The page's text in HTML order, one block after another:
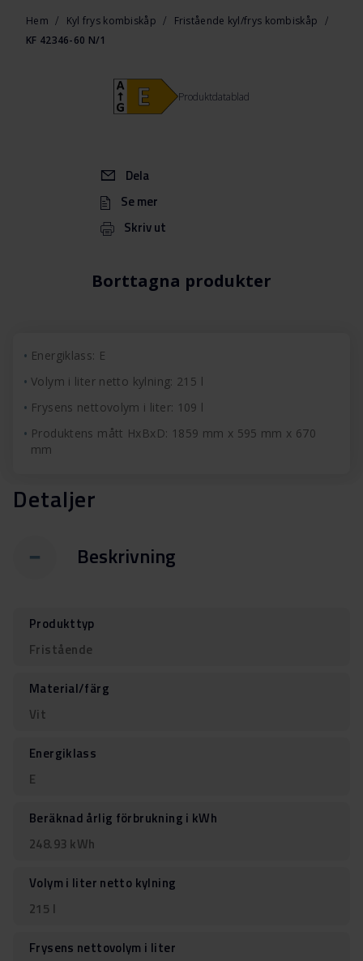
början
Hem Kyl frys kombiskåp
Fristående kyl/frys kombiskåp
KF 42346-60 N/1
Borttagna produkter
Dela
Se mer
Skriv ut
Produktdatablad
Energiklass: E
Volym i liter netto kylning: 215 l
Frysens nettovolym i liter: 109 l
Produktens mått HxBxD: 1859 mm x 595 mm x 670
mm
Detaljer
Beskrivning
Produkttyp
Fristående
Material/färg
Vit
Energiklass
E
Beräknad årlig förbrukning i kWh
248.93 kWh
Volym i liter netto kylning
215 l
Frysens nettovolym i liter